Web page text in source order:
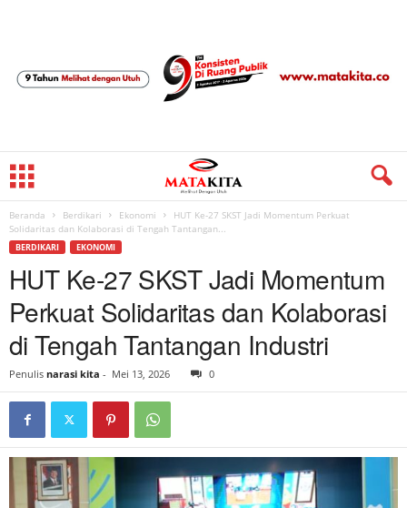
Beranda Berdikari Ekonomi
HUT Ke-27 SKST Jadi Momentum Perkuat
Solidaritas dan Kolaborasi di Tengah Tantangan...
BERDIKARI EKONOMI
HUT Ke-27 SKST Jadi Momentum
Perkuat Solidaritas dan Kolaborasi
di Tengah Tantangan Industri
Penulis narasi kita - Mei 13, 2026 0